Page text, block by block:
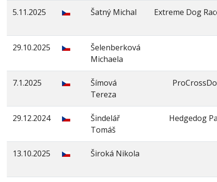
5.11.2025 Šatný Michal Extreme Dog
29.10.2025
Šelenberková
Michaela
7.1.2025
Šímová
Tereza
29.12.2024
Šindelář
Tomáš
Hedgedog
13.10.2025 Široká Nikola